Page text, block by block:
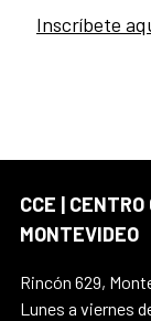
Inscríbete
CCE |
MONTEVIDEO
Rincón 629,
Lunes a viernes de